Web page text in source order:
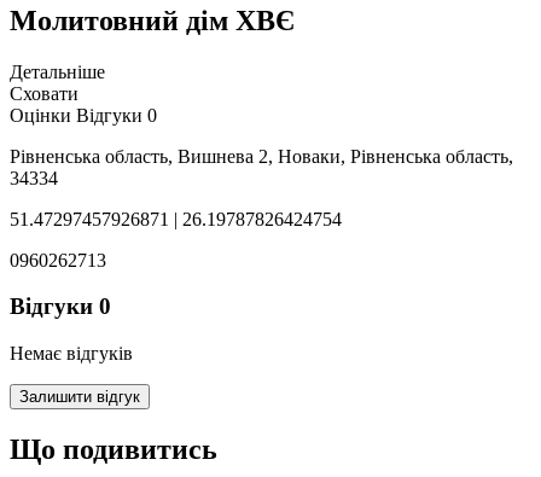
Молитовний дім ХВЄ
Детальніше
Сховати
Оцінки Відгуки 0
Рівненська область, Вишнева 2, Новаки, Рівненська область,
34334
51.47297457926871 | 26.19787826424754
0960262713
Відгуки 0
Немає відгуків
Залишити відгук
Що подивитись